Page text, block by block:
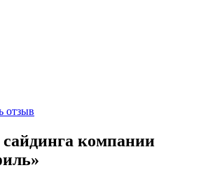
отзыв
компании